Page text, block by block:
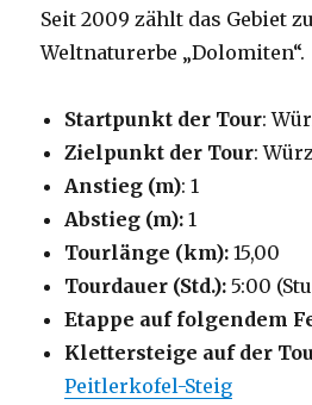
Seit 2009 zählt das Gebiet
Weltnaturerbe „Dolomiten“.
Startpunkt der Tour:
Zielpunkt der Tour:
Anstieg (m): 1
Abstieg (m): 1
Tourlänge (km):15,00
Tourdauer (Std.): 5:00
Etappe auf folgendem
Klettersteige auf der
Peitlerkofel-Steig